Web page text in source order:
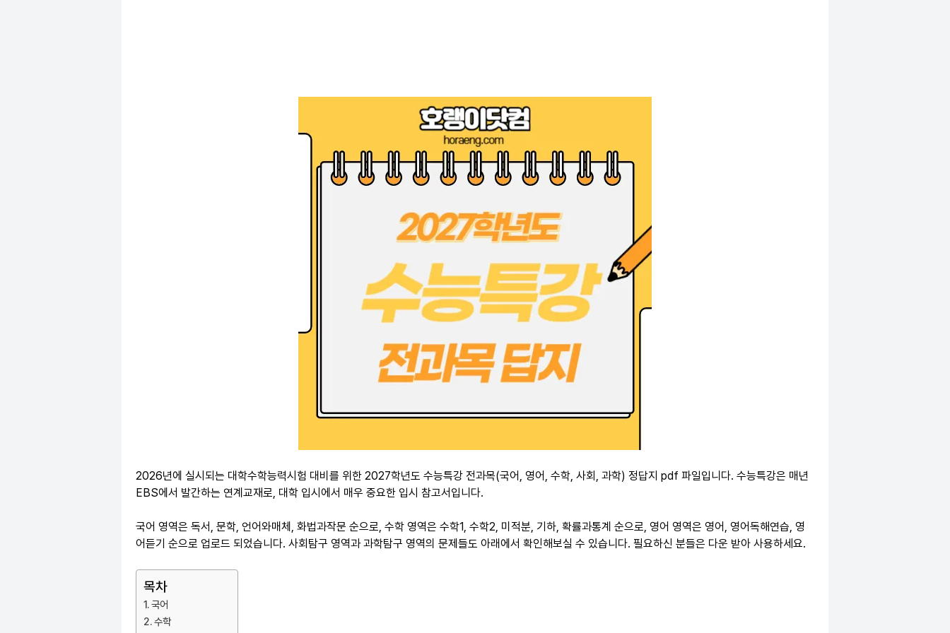
2026년에 실시되는 대학수학능력시험 대비를 위한 2027학년도 수능특강 전과목(국어, 영어, 수학, 사회, 과학) 정답지 pdf 파일입니다. 수능특강은 매년
EBS에서 발간하는 연계교재로, 대학 입시에서 매우 중요한 입시 참고서입니다.
국어 영역은 독서, 문학, 언어와매체, 화법과작문 순으로, 수학 영역은 수학1, 수학2, 미적분, 기하, 확률과통계 순으로, 영어 영역은 영어, 영어독해연습, 영
어듣기 순으로 업로드 되었습니다. 사회탐구 영역과 과학탐구 영역의 문제들도 아래에서 확인해보실 수 있습니다. 필요하신 분들은 다운 받아 사용하세요.
목차
국어
수학